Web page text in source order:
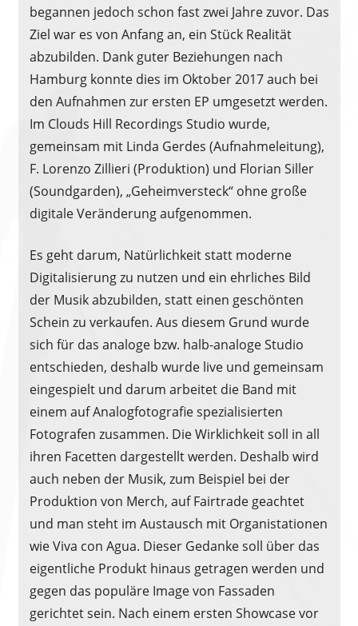
begannen jedoch schon fast zwei Jahre zuvor. Das
Ziel war es von Anfang an, ein Stück Realität
abzubilden. Dank guter Beziehungen nach
Hamburg konnte dies im Oktober 2017 auch bei
den Aufnahmen zur ersten EP umgesetzt werden.
Im Clouds Hill Recordings Studio wurde,
gemeinsam mit Linda Gerdes (Aufnahmeleitung),
F. Lorenzo Zillieri (Produktion) und Florian Siller
(Soundgarden), „Geheimversteck“ ohne große
digitale Veränderung aufgenommen.
Es geht darum, Natürlichkeit statt moderne
Digitalisierung zu nutzen und ein ehrliches Bild
der Musik abzubilden, statt einen geschönten
Schein zu verkaufen. Aus diesem Grund wurde
sich für das analoge bzw. halb-analoge Studio
entschieden, deshalb wurde live und gemeinsam
eingespielt und darum arbeitet die Band mit
einem auf Analogfotografie spezialisierten
Fotografen zusammen. Die Wirklichkeit soll in all
ihren Facetten dargestellt werden. Deshalb wird
auch neben der Musik, zum Beispiel bei der
Produktion von Merch, auf Fairtrade geachtet
und man steht im Austausch mit Organistationen
wie Viva con Agua. Dieser Gedanke soll über das
eigentliche Produkt hinaus getragen werden und
gegen das populäre Image von Fassaden
gerichtet sein. Nach einem ersten Showcase vor